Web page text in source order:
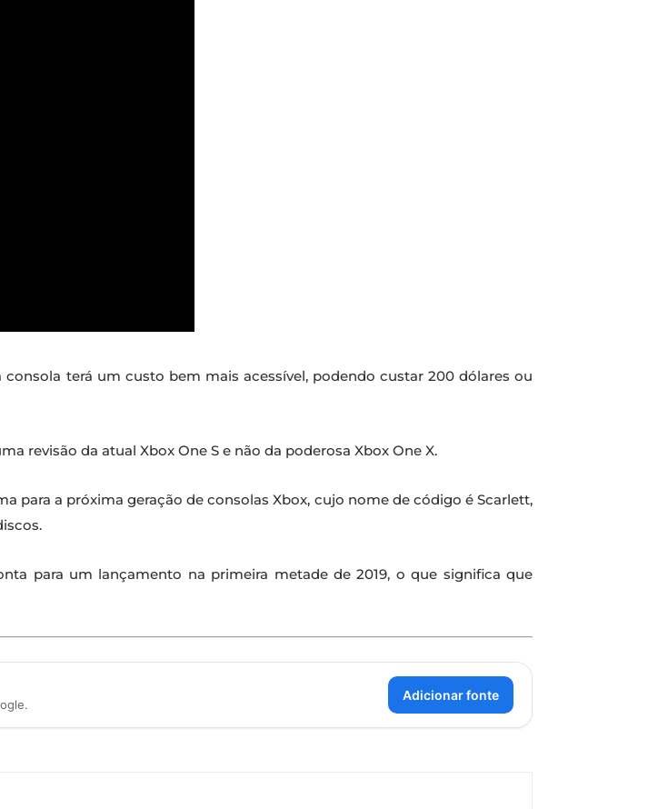
terá um custo bem mais acessível, podendo custar 200 dólares ou
revisão da atual Xbox One S e não da poderosa Xbox One X.
para a próxima geração de consolas Xbox, cujo nome de código é Scarlett,
para um lançamento na primeira metade de 2019, o que significa que
Adicionar fonte